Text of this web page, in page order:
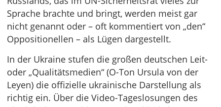
Sprache brachte und bringt, werden meist gar
nicht genannt oder – oft kommentiert von „den“
Oppositionellen – als Lügen dargestellt.
In der Ukraine stufen die großen deutschen Leit-
oder „Qualitätsmedien“ (O-Ton Ursula von der
Leyen) die offizielle ukrainische Darstellung als
richtig ein. Über die Video-Tageslosungen des